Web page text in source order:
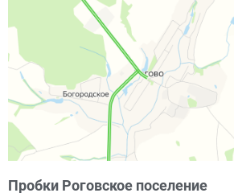
Пробки Роговское поселение